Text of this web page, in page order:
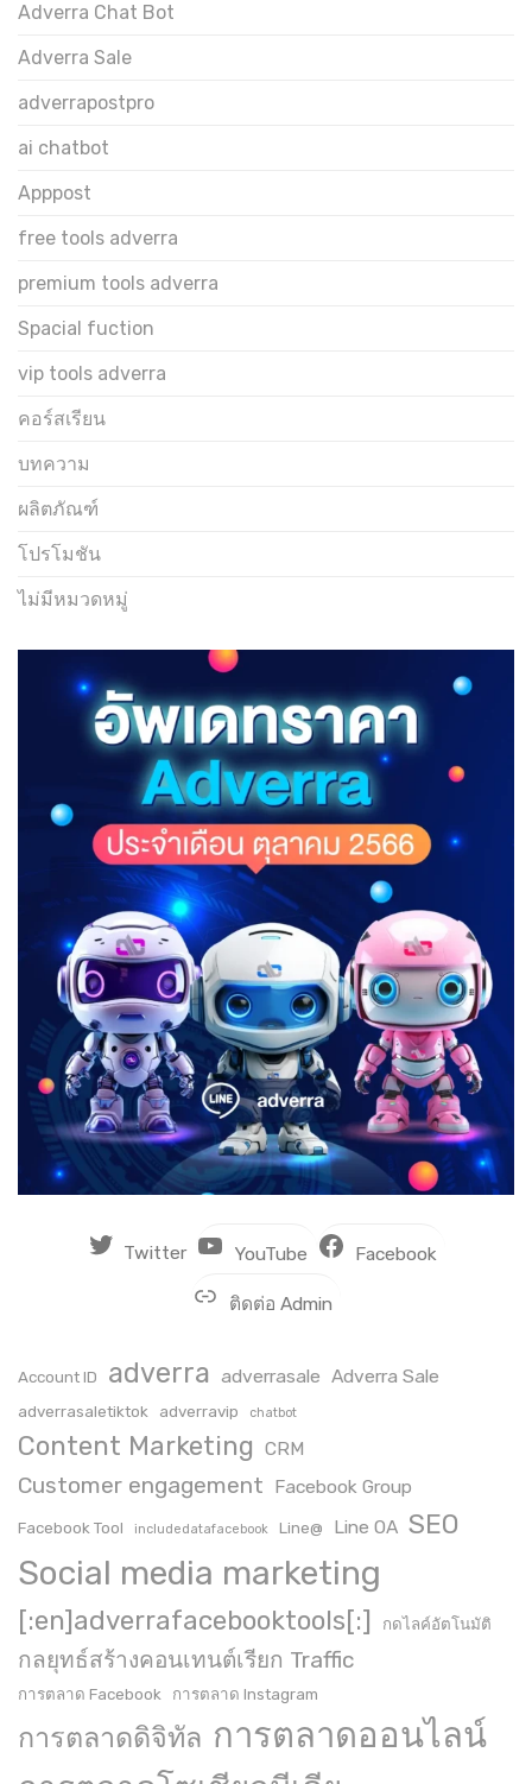
Adverra Chat Bot
Adverra Sale
adverrapostpro
ai chatbot
Apppost
free tools adverra
premium tools adverra
Spacial fuction
vip tools adverra
คอร์สเรียน
บทความ
ผลิตภัณฑ์
โปรโมชัน
ไม่มีหมวดหมู่
Twitter YouTube Facebook
ติดต่อ Admin
Account ID adverra adverrasale Adverra Sale
adverrasaletiktok adverravip chatbot
Content Marketing CRM
Customer engagement Facebook Group
Facebook Tool includedatafacebook Line@ Line OA SEO
Social media marketing
[:en]adverrafacebooktools[:] กดไลค์อัตโนมัติ
กลยุทธ์สร้างคอนเทนต์เรียก Traffic
การตลาด Facebook การตลาด Instagram
การตลาดดิจิทัล การตลาดออนไลน์